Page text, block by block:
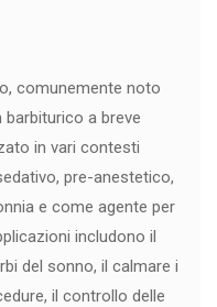
comunemente noto
a breve
in vari contesti
pre-anestetico,
e come agente per
includono il
del sonno, il calmare i
il controllo delle